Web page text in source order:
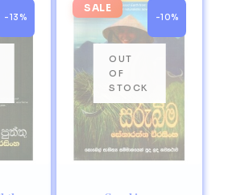
-13%
SALE
-10%